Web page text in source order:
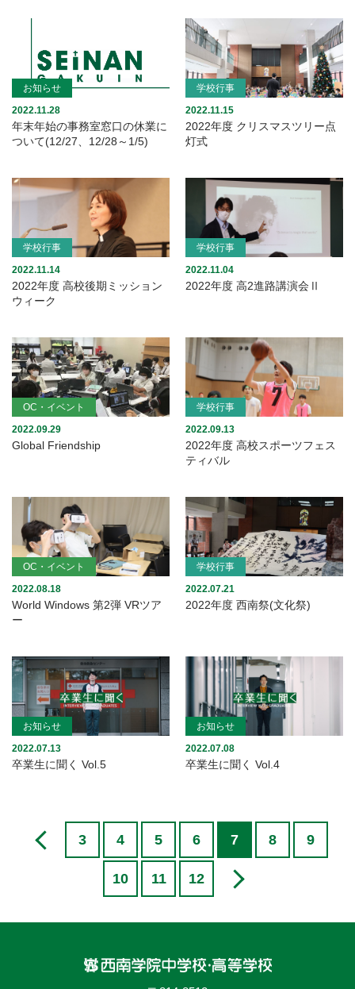
お知らせ
2022.11.28
年末年始の事務室窓口の休業に
ついて(12/27、12/28～1/5)
学校行事
2022.11.15
2022年度 クリスマスツリー点
灯式
学校行事
2022.11.14
2022年度 高校後期ミッション
ウィーク
学校行事
2022.11.04
2022年度 高2進路講演会Ⅱ
OC・イベント
2022.09.29
Global Friendship
学校行事
2022.09.13
2022年度 高校スポーツフェス
ティバル
OC・イベント
2022.08.18
World Windows 第2弾 VRツア
ー
学校行事
2022.07.21
2022年度 西南祭(文化祭)
お知らせ
2022.07.13
卒業生に聞く Vol.5
お知らせ
2022.07.08
卒業生に聞く Vol.4
3 4 5 6 7 8 9
10 11 12